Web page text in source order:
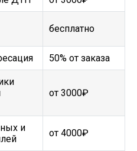
бесплатно
50% от заказа
от 3000₽
и
от 4000₽